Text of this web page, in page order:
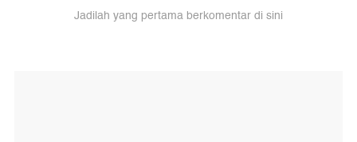
Jadilah yang pertama berkomentar di sini